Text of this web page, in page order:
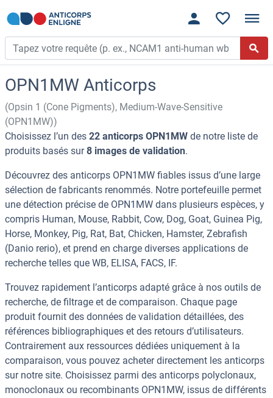
OPN1MW Anticorps
(Opsin 1 (Cone Pigments), Medium-Wave-Sensitive
(OPN1MW))
Choisissez l’un des 22 anticorps OPN1MW de notre liste de
produits basés sur8 images de validation.
Découvrez des anticorps OPN1MW fiables issus d’une large
sélection de fabricants renommés. Notre portefeuille permet
une détection précise de OPN1MW dans plusieurs espèces, y
compris Human, Mouse, Rabbit, Cow, Dog, Goat, Guinea Pig,
Horse, Monkey, Pig, Rat, Bat, Chicken, Hamster, Zebrafish
(Danio rerio), et prend en charge diverses applications de
recherche telles que WB, ELISA, FACS, IF.
Trouvez rapidement l’anticorps adapté grâce à nos outils de
recherche, de filtrage et de comparaison. Chaque page
produit fournit des données de validation détaillées, des
références bibliographiques et des retours d’utilisateurs.
Contrairement aux ressources dédiées uniquement à la
comparaison, vous pouvez acheter directement les anticorps
sur notre site. Choisissez parmi des anticorps polyclonaux,
monoclonaux ou recombinants OPN1MW, issus de différents